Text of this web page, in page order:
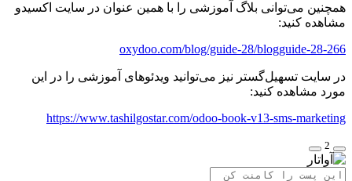
همچنین می‌توانی بلاگ آموزشی را با همین عنوان در سایت اکسیدو
مشاهده کنید:
oxydoo.com/blog/guide-28/blogguide-28-266
در سایت تسهیل‌گستر نیز می‌توانید ویدئوهای آموزشی را در این
مورد مشاهده کنید:
https://www.tashilgostar.com/odoo-book-v13-sms-marketing
2